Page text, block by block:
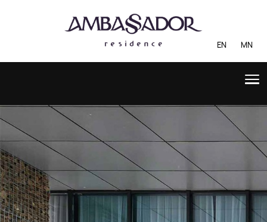
EN MN
ТАНИЛЦУУЛГА
БАРИЛГА
ОРОН СУУЦ